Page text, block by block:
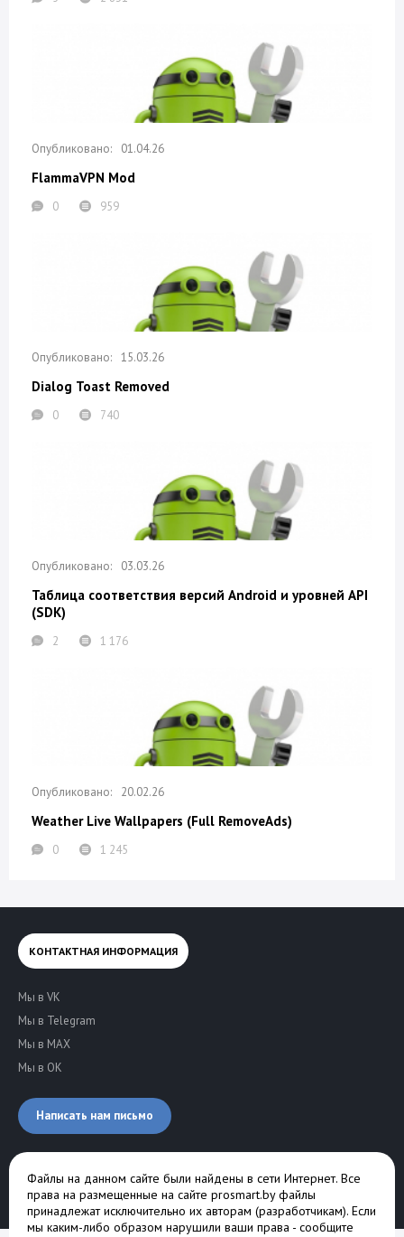
01.04.26
FlammaVPN Mod
0 959
15.03.26
Dialog Toast Removed
0 740
03.03.26
Таблица соответствия версий Android и уровней API
(SDK)
2 1 176
20.02.26
Weather Live Wallpapers (Full RemoveAds)
0 1 245
КОНТАКТНАЯ ИНФОРМАЦИЯ
Мы в VK
Мы в Telegram
Мы в MAX
Мы в OK
Написать нам письмо
Файлы на данном сайте были найдены в сети Интернет. Все
права на размещенные на сайте prosmart.by файлы
принадлежат исключительно их авторам (разработчикам). Если
мы каким-либо образом нарушили ваши права - сообщите